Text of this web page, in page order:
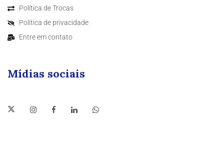
Política de Trocas
Política de privacidade
Entre em contato
Mídias sociais